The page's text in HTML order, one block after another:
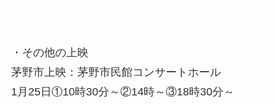
・その他の上映
茅野市上映：茅野市民館コンサートホール
1月25日①10時30分～②14時～③18時30分～